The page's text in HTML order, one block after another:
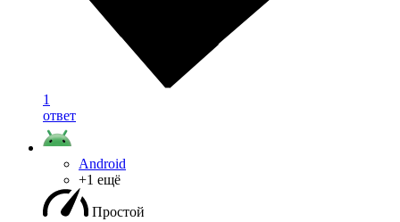
1
ответ
Android
+1 ещё
Простой